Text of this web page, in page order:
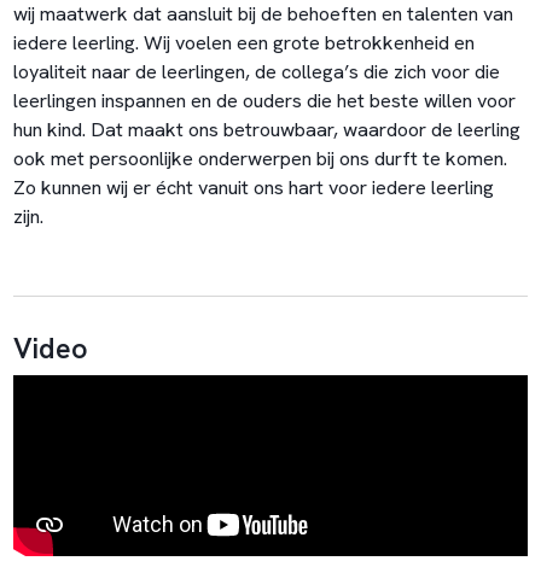
wij maatwerk dat aansluit bij de behoeften en talenten van
iedere leerling. Wij voelen een grote betrokkenheid en
loyaliteit naar de leerlingen, de collega’s die zich voor die
leerlingen inspannen en de ouders die het beste willen voor
hun kind. Dat maakt ons betrouwbaar, waardoor de leerling
ook met persoonlijke onderwerpen bij ons durft te komen.
Zo kunnen wij er écht vanuit ons hart voor iedere leerling
zijn.
Video